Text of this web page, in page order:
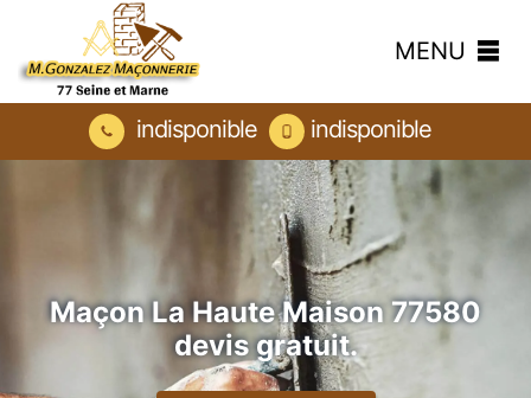
MENU
indisponible indisponible
Maçon La Haute Maison 77580
devis gratuit.